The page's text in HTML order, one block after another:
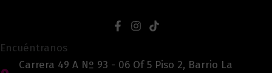
Encuéntranos
Carrera 49 A Nº 93 - 06 Of 5 Piso 2, Barrio La